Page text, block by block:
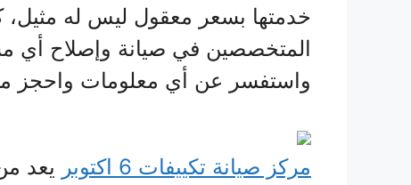
خدمتها بسعر معقول ليس له مثيل،
المتخصصين في صيانة وإصلاح أي
واستفسر عن أي معلومات واحجز
مركز صيانة تكييفات 6 اكتوبر
يعد